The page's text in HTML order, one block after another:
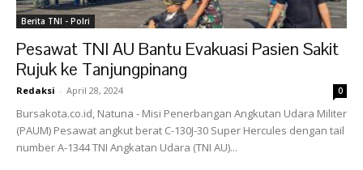
Berita TNI - Polri
Pesawat TNI AU Bantu Evakuasi Pasien Sakit
Rujuk ke Tanjungpinang
Redaksi - April 28, 2024 0
Bursakota.co.id, Natuna - Misi Penerbangan Angkutan Udara Militer
(PAUM) Pesawat angkut berat C-130J-30 Super Hercules dengan tail
number A-1344 TNI Angkatan Udara (TNI AU)...